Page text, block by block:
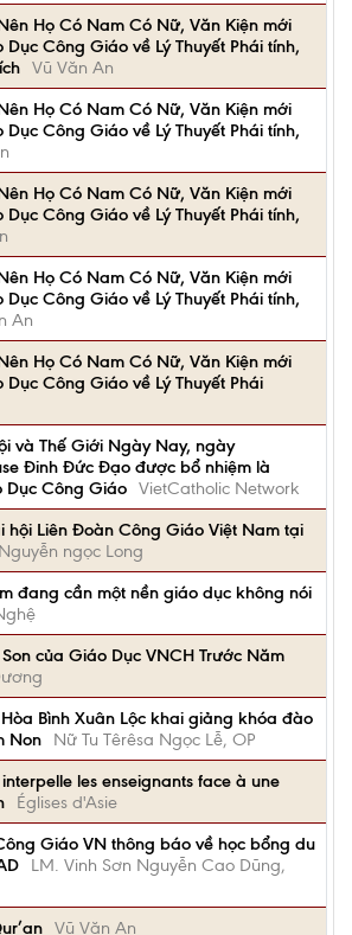
Họ Có Nam Có Nữ, Văn Kiện mới
Công Giáo về Lý Thuyết Phái tính,
Vũ Văn An
Họ Có Nam Có Nữ, Văn Kiện mới
Công Giáo về Lý Thuyết Phái tính,
Họ Có Nam Có Nữ, Văn Kiện mới
Công Giáo về Lý Thuyết Phái tính,
Họ Có Nam Có Nữ, Văn Kiện mới
Công Giáo về Lý Thuyết Phái tính,
An
Họ Có Nam Có Nữ, Văn Kiện mới
Dục Công Giáo về Lý Thuyết Phái
và Thế Giới Ngày Nay, ngày
Đinh Đức Đạo được bổ nhiệm là
Dục Công Giáo VietCatholic Network
hội Liên Đoàn Công Giáo Việt Nam tại
ngọc Long
đang cần một nền giáo dục không nói
của Giáo Dục VNCH Trước Năm
Bình Xuân Lộc khai giảng khóa đào
Non
Nữ Tu Têrêsa Ngọc Lễ, OP
les enseignants face à une
Églises d'Asie
Giáo VN thông báo về học bổng du
LM. Vinh Sơn Nguyễn Cao Dũng,
Vũ Văn An